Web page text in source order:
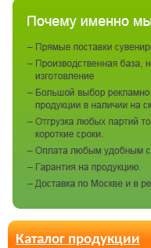
Каталог продукции